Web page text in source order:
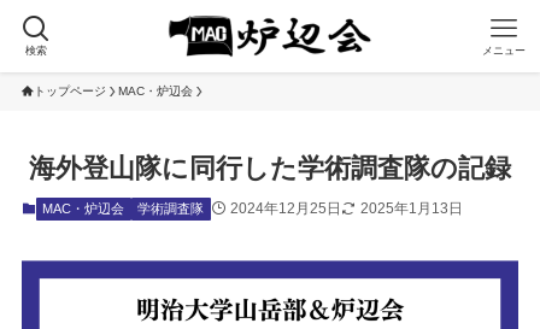
検索 メニュー
トップページ MAC・炉辺会
海外登山隊に同行した学術調査隊の記録
MAC・炉辺会 学術調査隊 2024年12月25日 2025年1月13日